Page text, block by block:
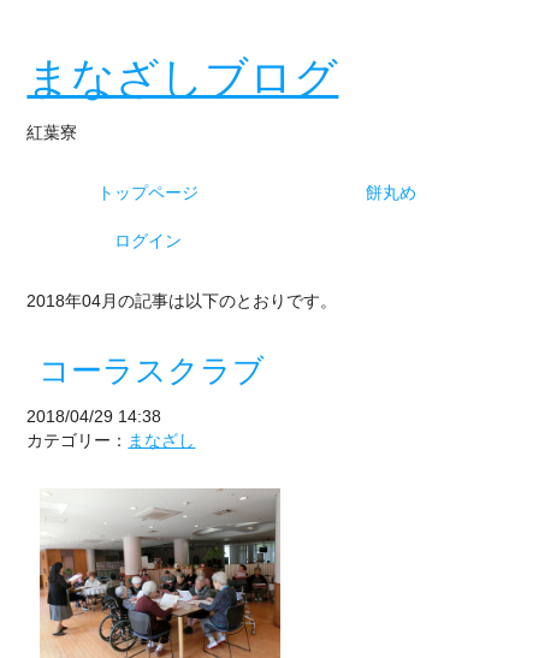
まなざしブログ
紅葉寮
トップページ 餅丸め
ログイン
2018年04月の記事は以下のとおりです。
コーラスクラブ
2018/04/29 14:38
カテゴリー： まなざし